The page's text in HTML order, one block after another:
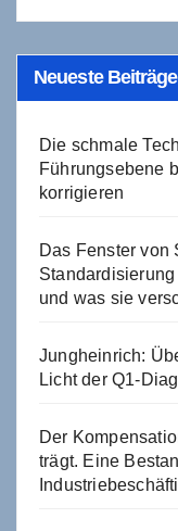
Neueste Beiträge
Die schmale
Führungsebene
korrigieren
Das Fenster von
und was sie
Jungheinrich:
Licht der Q1-
Der
trägt. Eine